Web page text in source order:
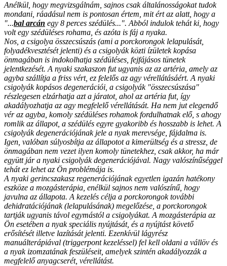
Anélkül, hogy megvizsgálnám, sajnos csak általánosságokat tudok
mondani, ráadásul nem is pontosan értem, mit ért az alatt, hogy a
"...bal arcán egy 8 perces szédülés...". Abból indulok tehát ki, hogy
volt egy szédüléses rohama, és azóta is fáj a nyaka.
Nos, a csigolya összecsúszás (ami a porckorongok lelapulását,
folyadékvesztését jelenti) és a csigolyák közti ízületek kopása
önmagában is indokolhatja szédüléses, fejfájásos tünetek
jelentkezését. A nyaki szakaszon fut ugyanis az az artéria, amely az
agyba szállítja a friss vért, ez felelős az agy vérellátásáért. A nyaki
csigolyák kopásos degenerációi, a csigolyák "összecsúszása"
részlegesen elzárhatja azt a járatot, ahol az artéria fut, így
akadályozhatja az agy megfelelő vérellátását. Ha nem jut elegendő
vér az agyba, komoly szédüléses rohamok fordulhatnak elő, s ahogy
romlik az állapot, a szédülés egyre gyakoribb és hosszabb is lehet. A
csigolyák degenerációjának jele a nyak merevsége, fájdalma is.
Igen, valóban súlyosbítja az állapotot a kimerültség és a stressz, de
önmagában nem vezet ilyen komoly tünetekhez, csak akkor, ha már
együtt jár a nyaki csigolyák degenerációjával. Nagy valószínűséggel
tehát ez lehet az Ön problémája is.
A nyaki gerincszakasz regenerációjának egyetlen igazán hatékony
eszköze a mozgásterápia, enélkül sajnos nem valószínű, hogy
javulna az állapota. A kezelés célja a porckorongok további
dehidratációjának (lelapulásának) megelőzése, a porckorongok
tartják ugyanis távol egymástól a csigolyákat. A mozgásterápia az
Ön esetében a nyak speciális nyújtását, és a nyújtást követő
erősítését illetve lazítását jelenti. Ezenkívül lágyrész
manuálterápiával (triggerpont kezeléssel) fel kell oldani a vállöv és
a nyak izomzatának feszüléseit, amelyek szintén akadályozzák a
megfelelő anyagcserét, vérellátást.